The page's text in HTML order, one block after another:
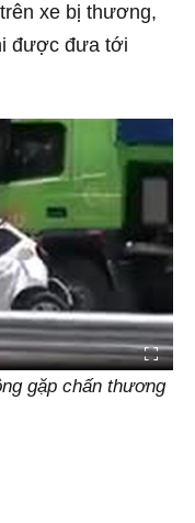
xe bị thương,
được đưa tới
gặp chấn thương